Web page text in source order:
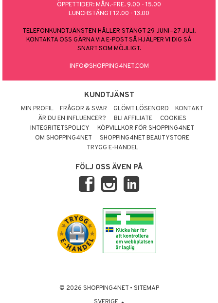
ÖPPETTIDER: MÅN.-FRE. 9.00 - 15.00
LUNCHSTÄNGT 12.00 - 13.00
TELEFONKUNDTJÄNSTEN HÅLLER STÄNGT 29 JUNI–27 JULI.
KONTAKTA OSS GÄRNA VIA E-POST SÅ HJÄLPER VI DIG SÅ
SNART SOM MÖJLIGT.
INFO@SHOPPING4NET.COM
KUNDTJÄNST
MIN PROFIL FRÅGOR & SVAR GLÖMT LÖSENORD
KONTAKT
ÄR DU EN INFLUENCER?
BLI AFFILIATE
COOKIES
INTEGRITETSPOLICY
KÖPVILLKOR FÖR SHOPPING4NET
OM SHOPPING4NET
SHOPPING4NET BEAUTYSTORE
TRYGG E-HANDEL
FÖLJ OSS ÄVEN PÅ
© 2026 SHOPPING4NET • SITEMAP